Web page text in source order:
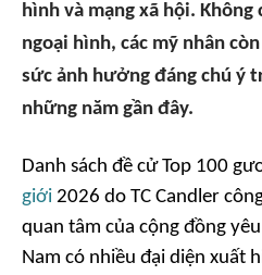
hình và mạng xã hội.
ngoại hình, các mỹ nhân
sức ảnh hưởng đáng chú ý
những năm gần đây.
Danh sách đề cử Top 100
giới 2026 do TC Candler
quan tâm của cộng đồng
Nam có nhiều đại diện xuất